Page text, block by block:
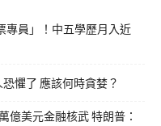
專員」！中五學歷月入近
懼了 應該何時貪婪？
億美元金融核武 特朗普：